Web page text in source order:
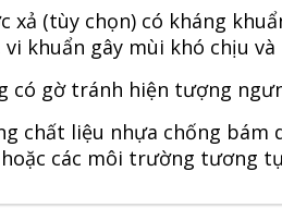
xả (tùy chọn) có kháng
khuẩn gây mùi khó chịu và
có gờ tránh hiện tượng
chất liệu nhựa chống bám
các môi trường tương